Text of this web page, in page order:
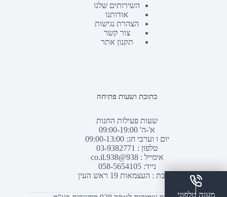
השירותים שלנו
אודותנו
הצהרת נגישות
צור קשר
תקנון אתר
כתובת ושעות פתיחה
שעות פעילות החנות
א'-ה' 09:00-19:00
יום ו וערבי חג: 09:00-13:00
טלפון : 03-9382771
אימייל :938@938.co.il
נייד: 058-5654105
כתובת : העצמאות 19 ראש העין
מענה טלפוני